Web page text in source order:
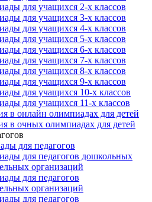
для учащихся 2-х классов
для учащихся 3-х классов
для учащихся 4-х классов
для учащихся 5-х классов
для учащихся 6-х классов
для учащихся 7-х классов
для учащихся 8-х классов
для учащихся 9-х классов
для учащихся 10-х классов
для учащихся 11-х классов
в онлайн олимпиадах для детей
в очных олимпиадах для детей
для педагогов
для педагогов дошкольных
организаций
для педагогов
организаций
для педагогов